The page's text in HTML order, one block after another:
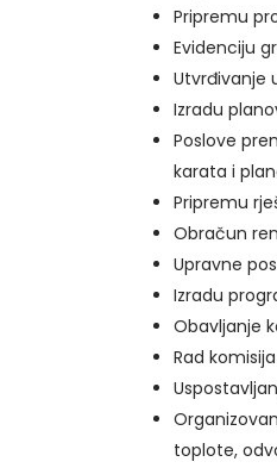
Pripremu
Evidenciju
Utvrđivanje
Izradu
Poslove
karata i
Pripremu
Obračun
Upravne
Izradu
Obavljanje
Rad
toplote,